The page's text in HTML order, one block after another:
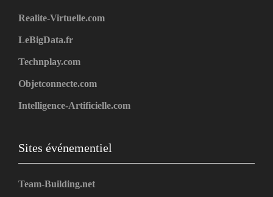
Realite-Virtuelle.com
LeBigData.fr
Technplay.com
Objetconnecte.com
Intelligence-Artificielle.com
Sites événementiel
Team-Building.net